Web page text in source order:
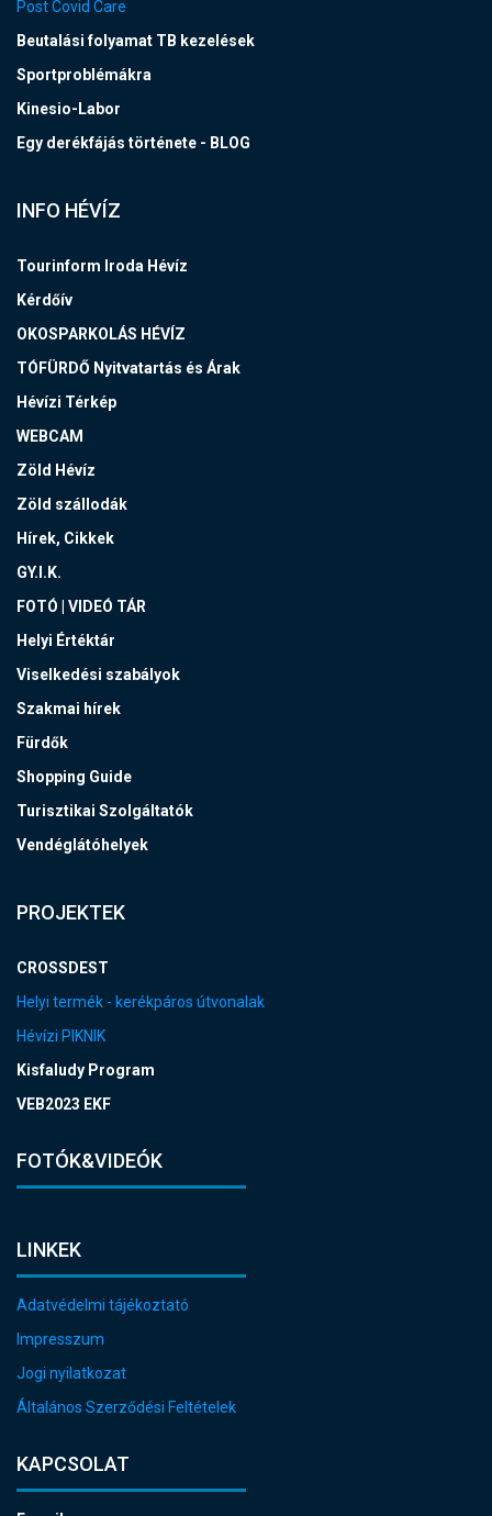
Post Covid Care
Beutalási folyamat TB kezelések
Sportproblémákra
Kinesio-Labor
Egy derékfájás története - BLOG
INFO HÉVÍZ
Tourinform Iroda Hévíz
Kérdőív
OKOSPARKOLÁS HÉVÍZ
TÓFÜRDŐ Nyitvatartás és Árak
Hévízi Térkép
WEBCAM
Zöld Hévíz
Zöld szállodák
Hírek, Cikkek
GY.I.K.
FOTÓ | VIDEÓ TÁR
Helyi Értéktár
Viselkedési szabályok
Szakmai hírek
Fürdők
Shopping Guide
Turisztikai Szolgáltatók
Vendéglátóhelyek
PROJEKTEK
CROSSDEST
Helyi termék - kerékpáros útvonalak
Hévízi PIKNIK
Kisfaludy Program
VEB2023 EKF
FOTÓK&VIDEÓK
LINKEK
Adatvédelmi tájékoztató
Impresszum
Jogi nyilatkozat
Általános Szerződési Feltételek
KAPCSOLAT